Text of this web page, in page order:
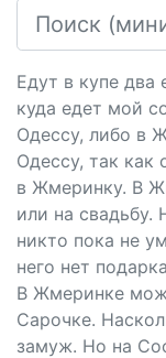
Едут в купе два
куда едет мой
Одессу, либо в
Одессу, так как
в Жмеринку. В
или на
никто пока не
него нет
В Жмеринке
Сарочке.
замуж. Но на